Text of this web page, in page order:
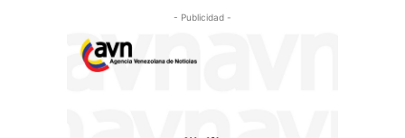
- Publicidad -